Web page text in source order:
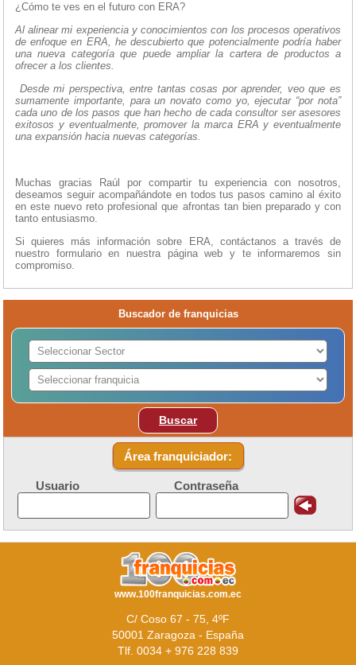
¿Cómo te ves en el futuro con ERA?
Al alinear mi experiencia y conocimientos con los procesos operativos
de enfoque en ERA, he descubierto que potencialmente podría haber
una nueva categoría que puede ampliar la cartera de productos a
ofrecer a los clientes.
Desde mi perspectiva, entre tantas cosas por aprender, veo que es
sumamente importante, para un novato como yo, ejecutar “por nota”
cada uno de los pasos que han hecho de cada consultor ser asesores
exitosos y eventualmente, promover la marca ERA y eventualmente
una expansión hacia nuevas categorías.
Muchas gracias Raúl por compartir tu experiencia con nosotros,
deseamos seguir acompañándote en todos tus pasos camino al éxito
en este nuevo reto profesional que afrontas tan bien preparado y con
tanto entusiasmo.
Si quieres más información sobre ERA, contáctanos a través de
nuestro formulario en nuestra página web y te informaremos sin
compromiso.
Buscador de franquicias
Buscar
Área franquiciador:
Usuario Contraseña
www.100franquicias.com.ec
C/ Coso 67 - 75, 4ºF
50001 Zaragoza - España
Tlf. 0034 + 976 228 839